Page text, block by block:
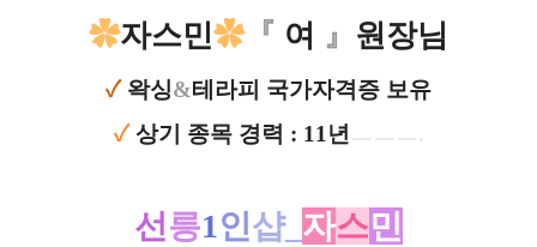
✿자스민✿『 여 』 원장님
✓왁싱&테라피 국가자격증 보유
✓상기 종목 경력 : 11년
선릉1인샵_ 자스민